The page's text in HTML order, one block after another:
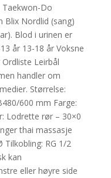
Do
Blix Nordlid (sang)
Blod i urinen er
år 13-18 år Voksne
Leirbål
handler om
Størrelse:
600 mm Farge:
Lodrette rør – 30×0
thai massasje
RG 1/2
kan
eller høyre side